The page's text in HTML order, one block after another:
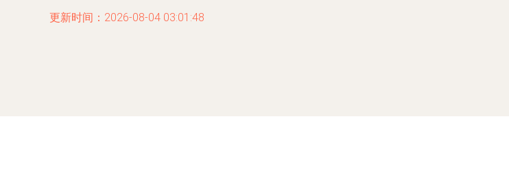
更新时间：2026-08-04 03:01:48